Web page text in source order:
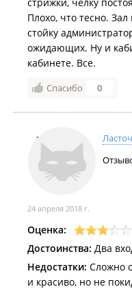
Плохо, что тесно.
стойку
ожидающих. Ну и
кабинете. Все.
Спасибо 0
24 апреля 2018 г.
Оценка:
Достоинства: Два
Недостатки: Сложно
и красиво, но не